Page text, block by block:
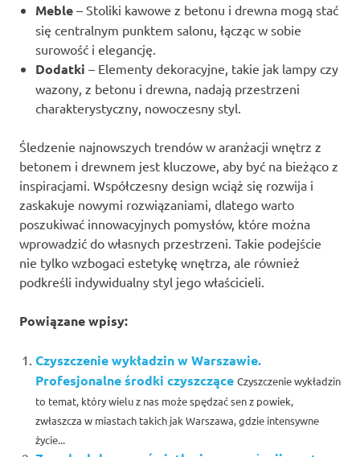
Meble – Stoliki kawowe z betonu i drewna mogą stać
się centralnym punktem salonu, łącząc w sobie
surowość i elegancję.
Dodatki – Elementy dekoracyjne, takie jak lampy czy
wazony, z betonu i drewna, nadają przestrzeni
charakterystyczny, nowoczesny styl.
Śledzenie najnowszych trendów w aranżacji wnętrz z
betonem i drewnem jest kluczowe, aby być na bieżąco z
inspiracjami. Współczesny design wciąż się rozwija i
zaskakuje nowymi rozwiązaniami, dlatego warto
poszukiwać innowacyjnych pomysłów, które można
wprowadzić do własnych przestrzeni. Takie podejście
nie tylko wzbogaci estetykę wnętrza, ale również
podkreśli indywidualny styl jego właścicieli.
Powiązane wpisy:
Czyszczenie wykładzin w Warszawie.
Profesjonalne środki czyszczące Czyszczenie wykładzin
to temat, który wielu z nas może spędzać sen z powiek,
zwłaszcza w miastach takich jak Warszawa, gdzie intensywne
życie...